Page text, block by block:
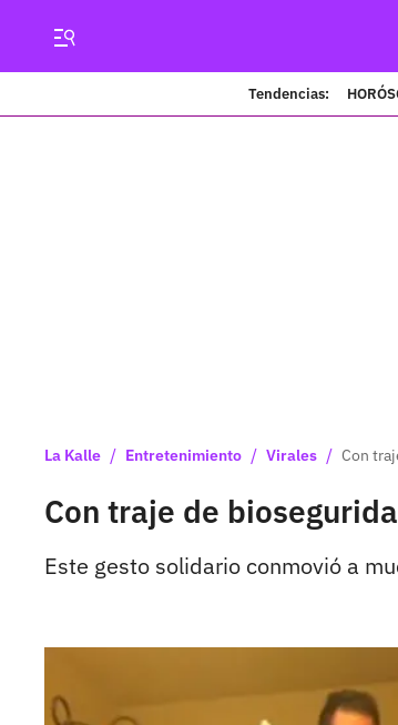
Tendencias:
La Kalle / Entretenimiento / Virales / Con
Con traje de
Este gesto solidario conmovió a